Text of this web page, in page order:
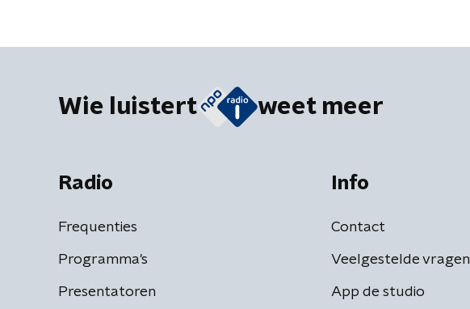
Wie luistert weet meer
Radio
Frequenties
Programma's
Presentatoren
Info
Contact
Veelgestelde vragen
App de studio